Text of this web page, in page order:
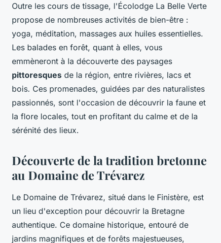
Outre les cours de tissage, l'Écolodge La Belle Verte
propose de nombreuses activités de bien-être :
yoga, méditation, massages aux huiles essentielles.
Les balades en forêt, quant à elles, vous
emmèneront à la découverte des paysages
pittoresques de la région, entre rivières, lacs et
bois. Ces promenades, guidées par des naturalistes
passionnés, sont l'occasion de découvrir la faune et
la flore locales, tout en profitant du calme et de la
sérénité des lieux.
Découverte de la tradition bretonne
au Domaine de Trévarez
Le Domaine de Trévarez, situé dans le Finistère, est
un lieu d'exception pour découvrir la Bretagne
authentique. Ce domaine historique, entouré de
jardins magnifiques et de forêts majestueuses,